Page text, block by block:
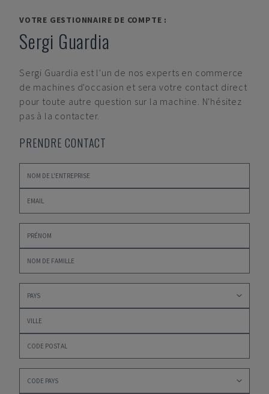
VOTRE GESTIONNAIRE DE COMPTE :
Sergi Guardia
Sergi Guardia est l'un de nos experts en commerce
de machines d'occasion et sera votre contact direct
pour toute autre question sur la machine. N'hésitez
pas à la contacter.
PRENDRE CONTACT